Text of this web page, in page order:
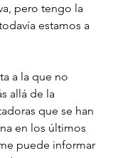
pero tengo la
estamos a
a la que no
allá de la
que se han
en los últimos
puede informar